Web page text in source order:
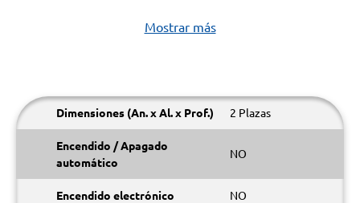
Mostrar más
Dimensiones (An. x Al. x Prof.) 2 Plazas
Encendido / Apagado
automático
NO
Encendido electrónico NO